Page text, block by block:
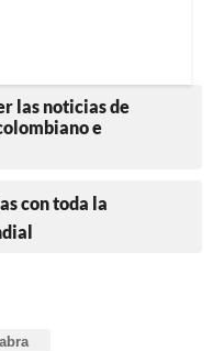
las noticias de
e
con toda la